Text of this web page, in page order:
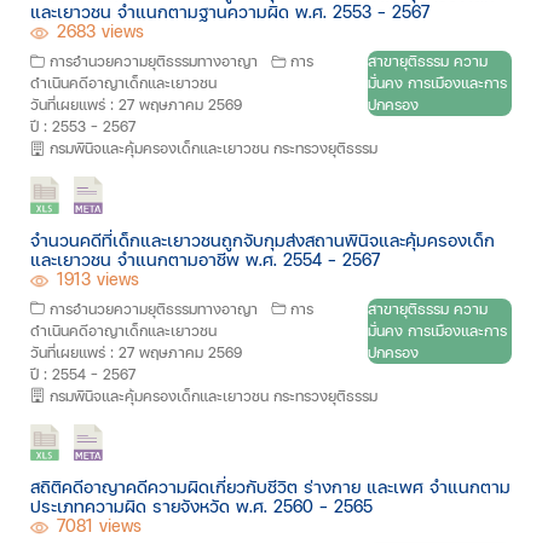
และเยาวชน จำแนกตามฐานความผิด พ.ศ. 2553 - 2567
2683 views
การอำนวยความยุติธรรมทางอาญา
การ
ดำเนินคดีอาญาเด็กและเยาวชน
วันที่เผยแพร่ : 27 พฤษภาคม 2569
ปี : 2553 - 2567
สาขายุติธรรม ความ
มั่นคง การเมืองและการ
ปกครอง
กรมพินิจและคุ้มครองเด็กและเยาวชน กระทรวงยุติธรรม
จำนวนคดีที่เด็กและเยาวชนถูกจับกุมส่งสถานพินิจและคุ้มครองเด็ก
และเยาวชน จำแนกตามอาชีพ พ.ศ. 2554 - 2567
1913 views
การอำนวยความยุติธรรมทางอาญา
การ
ดำเนินคดีอาญาเด็กและเยาวชน
วันที่เผยแพร่ : 27 พฤษภาคม 2569
ปี : 2554 - 2567
สาขายุติธรรม ความ
มั่นคง การเมืองและการ
ปกครอง
กรมพินิจและคุ้มครองเด็กและเยาวชน กระทรวงยุติธรรม
สถิติคดีอาญาคดีความผิดเกี่ยวกับชีวิต ร่างกาย และเพศ จำแนกตาม
ประเภทความผิด รายจังหวัด พ.ศ. 2560 - 2565
7081 views